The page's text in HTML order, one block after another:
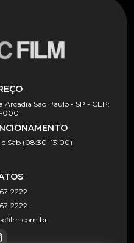
Arcadia São Paulo - SP - CEP:
000
e Sab (08:30–13:00)
2222
2222